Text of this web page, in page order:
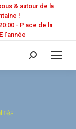
& autour de la
!
- Place de la
l'année
Recherche
: